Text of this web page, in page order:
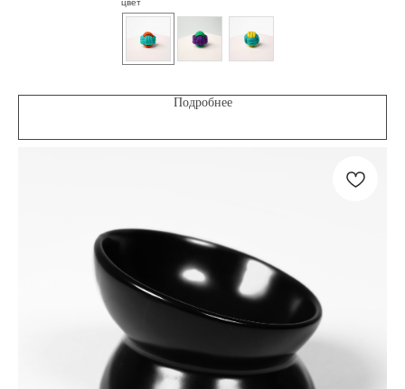
цвет
Подробнее